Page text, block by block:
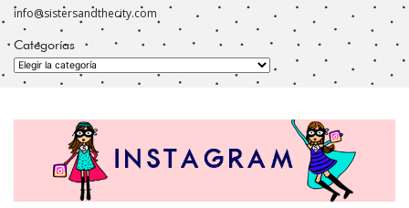
info@sistersandthecity.com
Categorías
Categorías